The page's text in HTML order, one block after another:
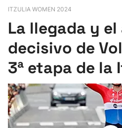
Pelota
Remo
Baloncesto
Ciclismo
ITZULIA WOMEN 2024
La llegada y
decisivo de
3ª etapa de la